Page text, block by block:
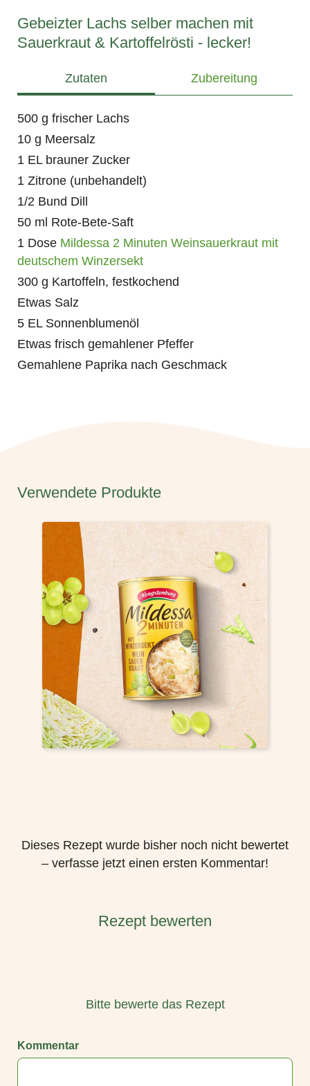
Gebeizter Lachs selber machen mit
Sauerkraut & Kartoffelrösti - lecker!
Zutaten Zubereitung
500 g frischer Lachs
10 g Meersalz
1 EL brauner Zucker
1 Zitrone (unbehandelt)
1/2 Bund Dill
50 ml Rote-Bete-Saft
1 Dose Mildessa 2 Minuten Weinsauerkraut mit
deutschem Winzersekt
300 g Kartoffeln, festkochend
Etwas Salz
5 EL Sonnenblumenöl
Etwas frisch gemahlener Pfeffer
Gemahlene Paprika nach Geschmack
Verwendete Produkte
Dieses Rezept wurde bisher noch nicht bewertet
– verfasse jetzt einen ersten Kommentar!
Rezept bewerten
Bitte bewerte das Rezept
Kommentar